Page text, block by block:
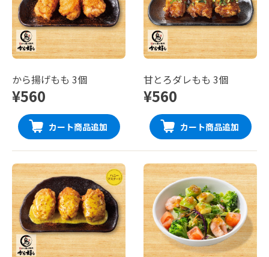
から揚げもも 3個
¥560
カート商品追加
甘とろダレもも 3個
¥560
カート商品追加